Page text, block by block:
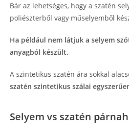
Bár az lehetséges, hogy a szatén
poliészterből vagy műselyemből
Ha például nem látjuk a selyem
anyagból készült.
A szintetikus szatén ára sokkal
szatén szintetikus szálai
Selyem vs szatén